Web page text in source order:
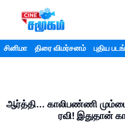
சினிமா திரை விமர்சனம் புதிய
ஆர்த்தி... காலிபண்ணி
ரவி! இதுதான்